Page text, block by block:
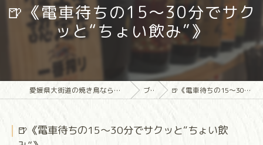
🍺《電車待ちの15〜30分でサク
ッと“ちょい飲み”》
愛媛県大街道の焼き鳥なら大街道立ち飲み焼き鳥 魁(さきがけ) ブログ 🍺《電車待ちの15〜30分でサクッと“ちょい飲み”》
🍺《電車待ちの15〜30分でサクッと“ちょい飲